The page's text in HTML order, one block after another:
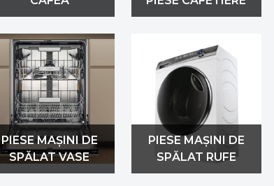
PIESE MAȘINI DE
SPĂLAT VASE
PIESE MAȘINI DE
SPĂLAT RUFE